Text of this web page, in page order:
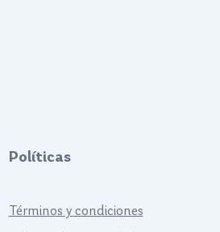
Políticas
Términos y condiciones